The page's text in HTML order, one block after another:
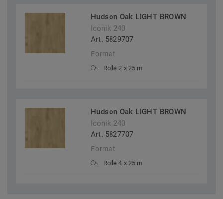
Hudson Oak LIGHT BROWN
Iconik 240
Art. 5829707
Format
Rolle 2 x 25 m
Hudson Oak LIGHT BROWN
Iconik 240
Art. 5827707
Format
Rolle 4 x 25 m